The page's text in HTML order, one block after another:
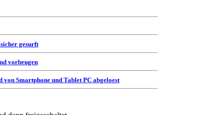
gesurft
vorbeugen
von Smartphone und Tablet PC abgeloest